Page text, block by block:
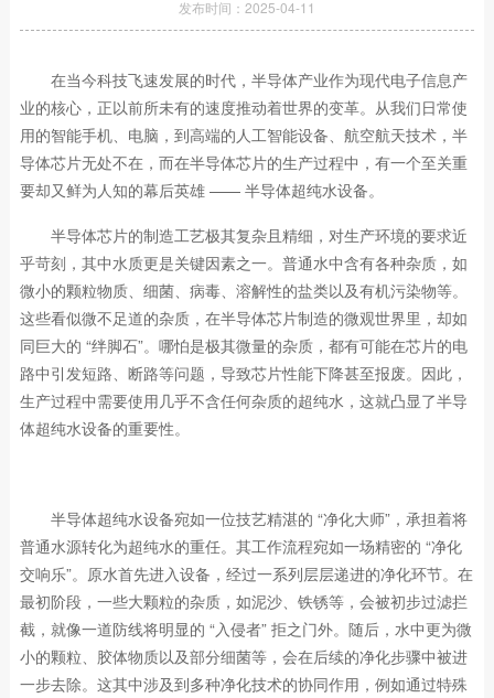
发布时间：2025-04-11
在当今科技飞速发展的时代，半导体产业作为现代电子信息产
业的核心，正以前所未有的速度推动着世界的变革。从我们日常使
用的智能手机、电脑，到高端的人工智能设备、航空航天技术，半
导体芯片无处不在，而在半导体芯片的生产过程中，有一个至关重
要却又鲜为人知的幕后英雄 —— 半导体超纯水设备。
半导体芯片的制造工艺极其复杂且精细，对生产环境的要求近
乎苛刻，其中水质更是关键因素之一。普通水中含有各种杂质，如
微小的颗粒物质、细菌、病毒、溶解性的盐类以及有机污染物等。
这些看似微不足道的杂质，在半导体芯片制造的微观世界里，却如
同巨大的 “绊脚石”。哪怕是极其微量的杂质，都有可能在芯片的电
路中引发短路、断路等问题，导致芯片性能下降甚至报废。因此，
生产过程中需要使用几乎不含任何杂质的超纯水，这就凸显了半导
体超纯水设备的重要性。
半导体超纯水设备宛如一位技艺精湛的 “净化大师”，承担着将
普通水源转化为超纯水的重任。其工作流程宛如一场精密的 “净化
交响乐”。原水首先进入设备，经过一系列层层递进的净化环节。在
最初阶段，一些大颗粒的杂质，如泥沙、铁锈等，会被初步过滤拦
截，就像一道防线将明显的 “入侵者” 拒之门外。随后，水中更为微
小的颗粒、胶体物质以及部分细菌等，会在后续的净化步骤中被进
一步去除。这其中涉及到多种净化技术的协同作用，例如通过特殊